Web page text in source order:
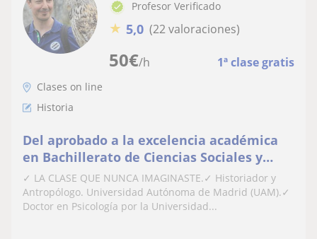
50€/h 1ª clase gratis
Profesor Verificado
★ 5,0 (22 valoraciones)
Clases on line
Historia
Del aprobado a la excelencia académica
en Bachillerato de Ciencias Sociales y
Humanidades | Historiador y Antropólogo
| Psicólogo especializado en Educación |
💻 Sesiones online
✓ LA CLASE QUE NUNCA IMAGINASTE.✓ Historiador y
Antropólogo. Universidad Autónoma de Madrid (UAM).✓
Doctor en Psicología por la Universidad...